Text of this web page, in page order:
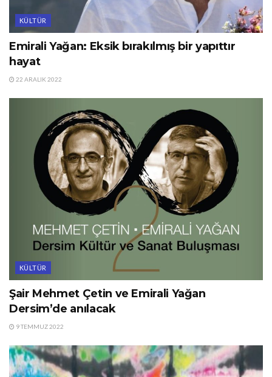
KÜLTÜR
Emirali Yağan: Eksik bırakılmış bir yapıttır
hayat
22 ARALIK 2022
KÜLTÜR
Şair Mehmet Çetin ve Emirali Yağan
Dersim’de anılacak
9 TEMMUZ 2022